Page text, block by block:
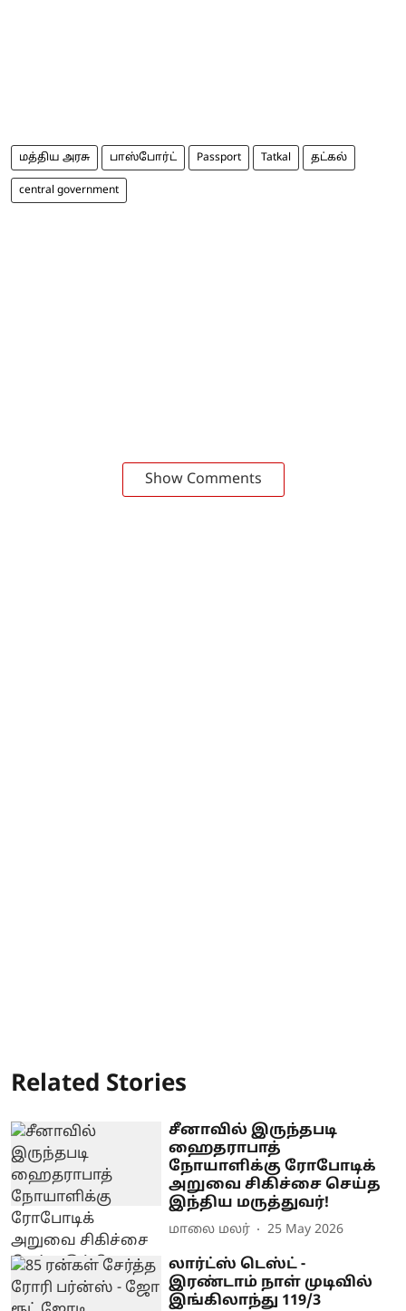
மத்திய அரசு பாஸ்போர்ட் Passport Tatkal தட்கல்
central government
Show Comments
Related Stories
சீனாவில் இருந்தபடி
ஹைதராபாத்
நோயாளிக்கு ரோபோடிக்
அறுவை சிகிச்சை செய்த
இந்திய மருத்துவர்!
மாலை மலர் 25 May 2026
லார்ட்ஸ் டெஸ்ட் -
இரண்டாம் நாள் முடிவில்
இங்கிலாந்து 119/3